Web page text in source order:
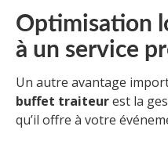
Optimisation
à un service
Un autre avantage
buffet traiteurest la
qu’il offre à votre